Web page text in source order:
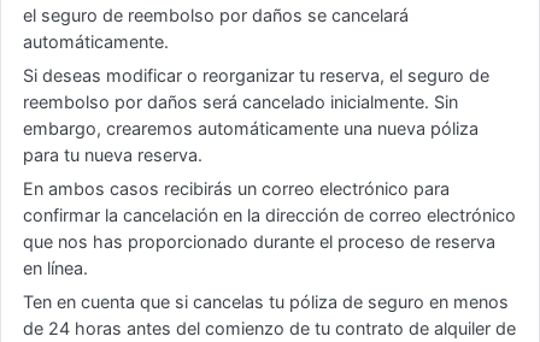
el seguro de reembolso por daños se cancelará
automáticamente.
Si deseas modificar o reorganizar tu reserva, el seguro de
reembolso por daños será cancelado inicialmente. Sin
embargo, crearemos automáticamente una nueva póliza
para tu nueva reserva.
En ambos casos recibirás un correo electrónico para
confirmar la cancelación en la dirección de correo electrónico
que nos has proporcionado durante el proceso de reserva
en línea.
Ten en cuenta que si cancelas tu póliza de seguro en menos
de 24 horas antes del comienzo de tu contrato de alquiler de